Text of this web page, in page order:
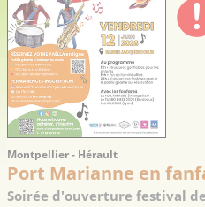
Montpellier - Hérault
Port Marianne en
Soirée d'ouverture festival